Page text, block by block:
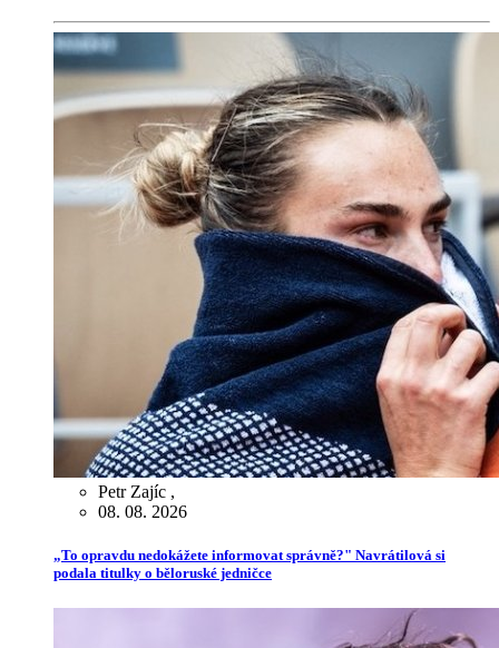
Petr Zajíc ,
08. 08. 2026
„To opravdu nedokážete informovat správně?" Navrátilová si
podala titulky o běloruské jedničce